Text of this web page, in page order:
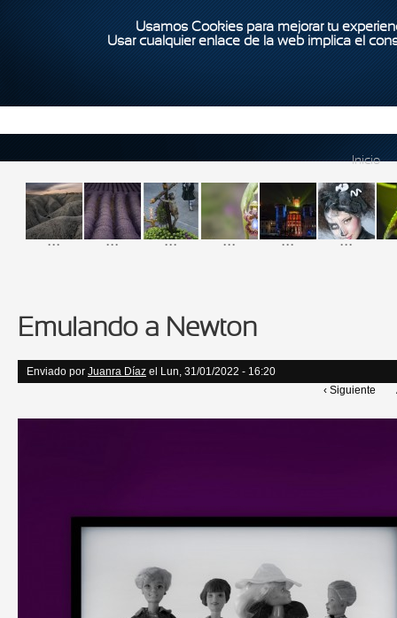
Usamos Cookies para mejorar tu
Usar cualquier enlace de la web implica el
Inicio
... ... ... ... ... ...
Emulando a Newton
Enviado por Juanra Díaz el Lun, 31/01/2022 - 16:20
‹ Siguiente